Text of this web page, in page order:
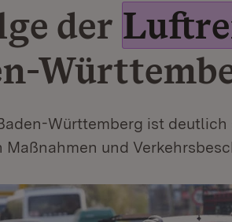
der
Württemberg ist deutlich
Maßnahmen und